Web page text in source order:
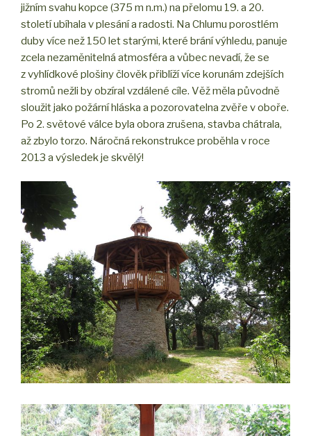
jižním svahu kopce (375 m n.m.) na přelomu 19. a 20.
století ubíhala v plesání a radosti. Na Chlumu porostlém
duby více než 150 let starými, které brání výhledu, panuje
zcela nezaměnitelná atmosféra a vůbec nevadí, že se
z vyhlídkové plošiny člověk přiblíží více korunám zdejších
stromů nežli by obzíral vzdálené cíle. Věž měla původně
sloužit jako požární hláska a pozorovatelna zvěře v oboře.
Po 2. světové válce byla obora zrušena, stavba chátrala,
až zbylo torzo. Náročná rekonstrukce proběhla v roce
2013 a výsledek je skvělý!